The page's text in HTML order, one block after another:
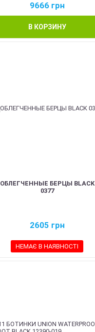
9666 грн
В КОРЗИНУ
ОБЛЕГЧЕННЫЕ БЕРЦЫ BLACK
0377
2605 грн
НЕМАЄ В НАЯВНОСТІ